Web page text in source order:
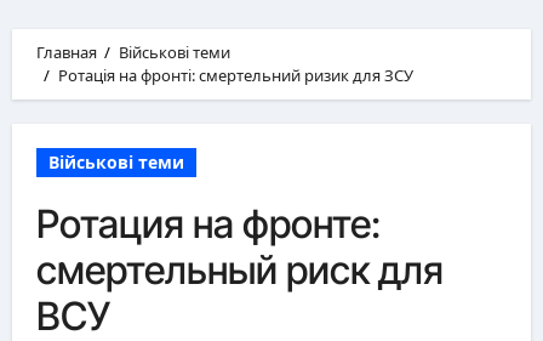
Главная
Військові теми
Ротація на фронті: смертельний ризик для ЗСУ
Військові теми
Ротация на фронте:
смертельный риск для
ВСУ